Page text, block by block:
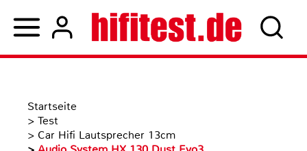
Startseite
> Test
> Car Hifi Lautsprecher 13cm